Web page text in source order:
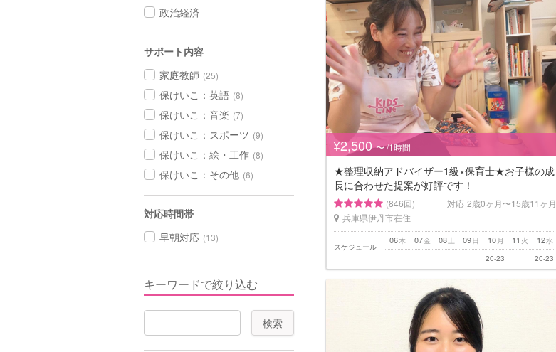
政治経済
サポート内容
家庭教師 (25)
保けいこ：英語 (8)
保けいこ：音楽 (7)
保けいこ：スポーツ (9)
保けいこ：絵・工作 (8)
保けいこ：その他 (6)
対応時間帯
早朝対応 (13)
キーワードで絞り込む
¥2,500 〜 /1時間
★整理収納アドバイザー1級×保育士★お子様の成
長に合わせた提案が好評です！
(846回) 対応 2歳0ヶ月〜15歳11ヶ月
兵庫県伊丹市在住
スケジュール
木
06 金
07 土
08 日
09 月
10 火
11 水
12
20-23 20-23